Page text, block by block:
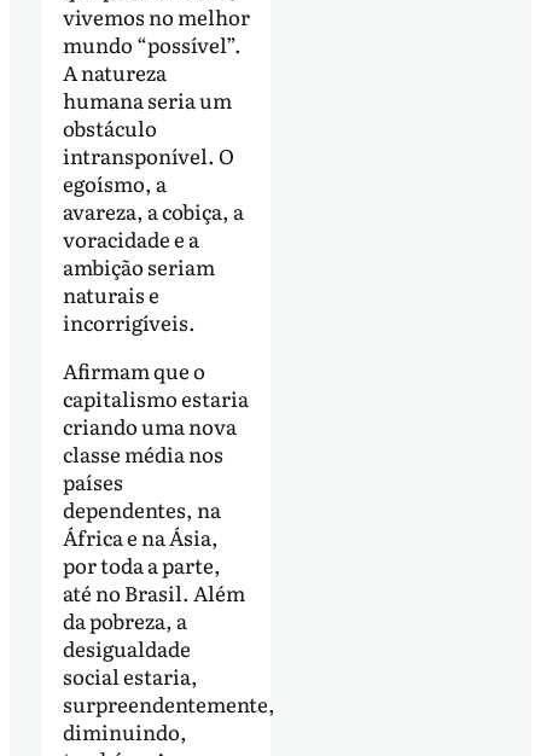
vivemos no melhor
mundo “possível”.
A natureza
humana seria um
obstáculo
intransponível. O
egoísmo, a
avareza, a cobiça, a
voracidade e a
ambição seriam
naturais e
incorrigíveis.
Afirmam que o
capitalismo estaria
criando uma nova
classe média nos
países
dependentes, na
África e na Ásia,
por toda a parte,
até no Brasil. Além
da pobreza, a
desigualdade
social estaria,
surpreendentemente,
diminuindo,